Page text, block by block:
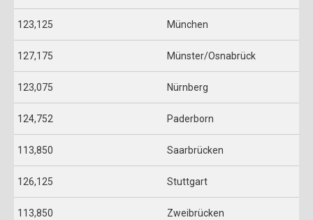
123,125 München
127,175 Münster/Osnabrück
123,075 Nürnberg
124,752 Paderborn
113,850 Saarbrücken
126,125 Stuttgart
113,850 Zweibrücken